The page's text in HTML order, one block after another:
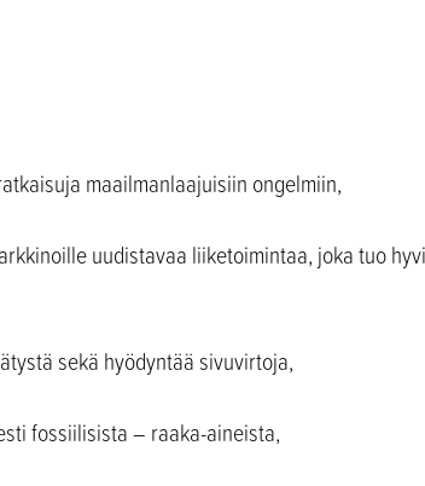
maailmanlaajuisiin ongelmiin,
uudistavaa liiketoimintaa, joka tuo
sekä hyödyntää sivuvirtoja,
fossiilisista – raaka-aineista,